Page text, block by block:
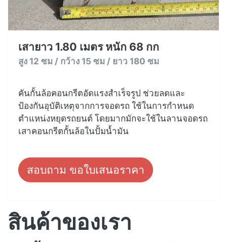
เสายาว 1.80 เมตร หนัก 68 กก
สูง 12 ซม / กว้าง 15 ซม / ยาว 180 ซม
คันกั้นล้อคอนกรีตอัดแรงสำเร็จรูป ช่วยลดและ
ป้องกันอุบัติเหตุจากการจอดรถ ใช้ในการกำหนด
ตำแหน่งหยุดรถยนต์ โดยมากมักจะใช้ในลานจอดรถ
เสาคอนกรีตกั้นล้อในปั้มน้ำมัน
สอบถาม ขอใบเสนอราคา
สินค้าของเรา